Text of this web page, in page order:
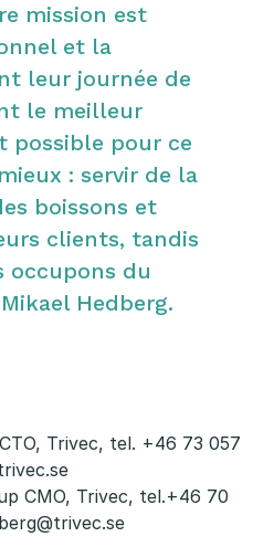
mission est
et la
leur journée de
le meilleur
possible pour ce
: servir de la
boissons et
clients, tandis
occupons du
Hedberg.
Trivec, tel. +46 73 057
CMO, Trivec, tel.+46 70